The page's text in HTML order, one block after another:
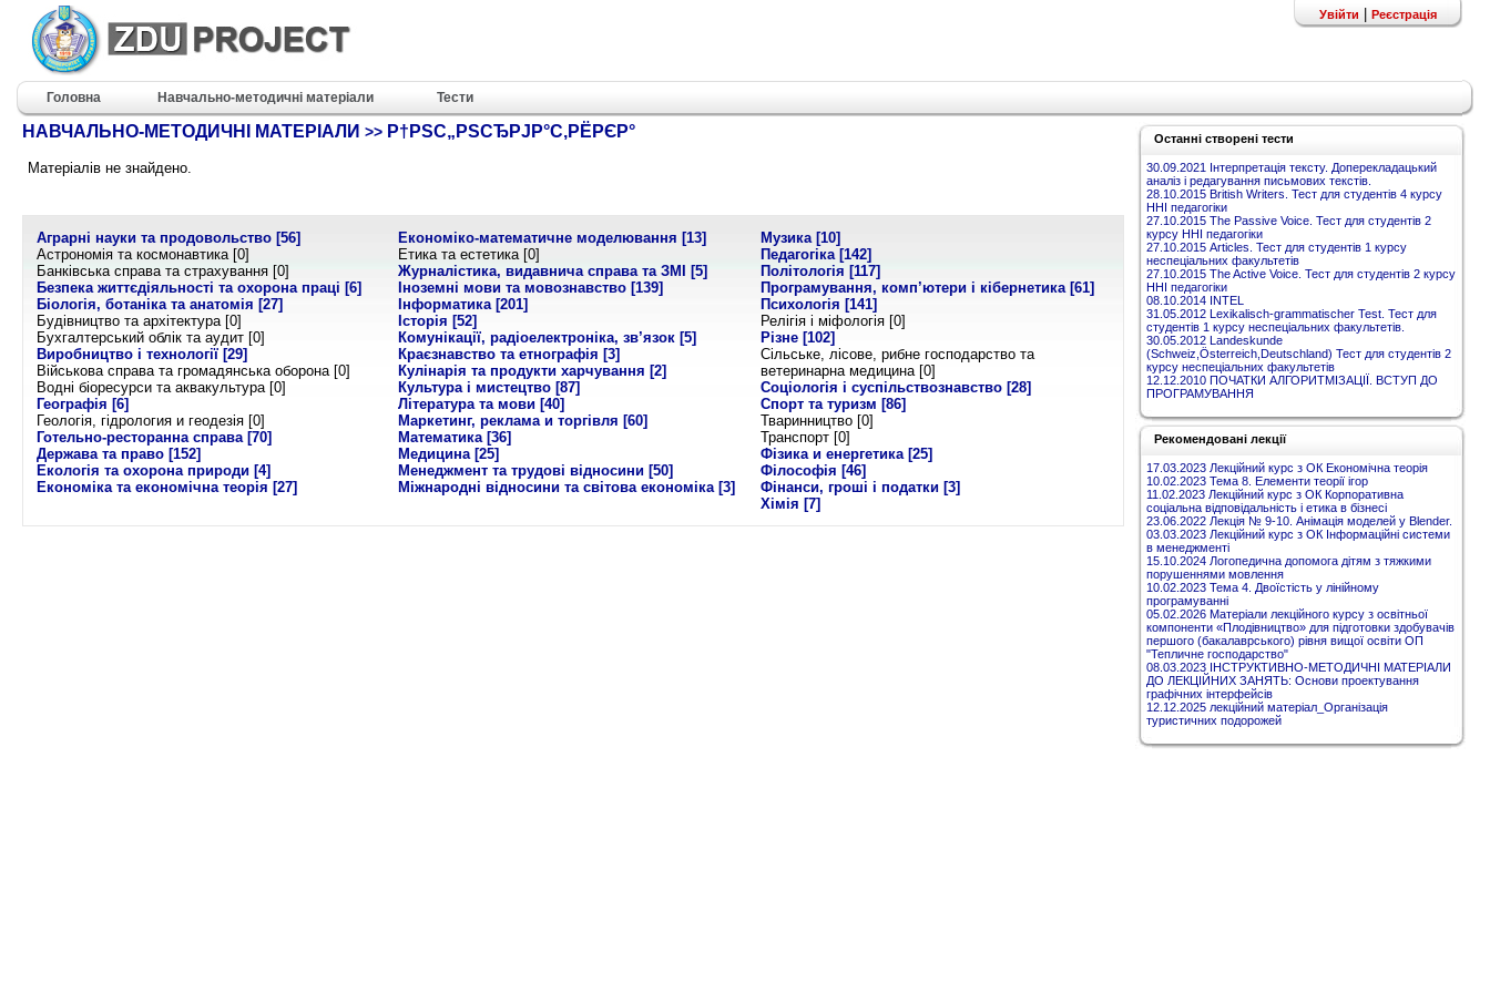
Увійти Реєстрація
Головна Навчально-методичні матеріали Тести
НАВЧАЛЬНО-МЕТОДИЧНІ МАТЕРІАЛИ >> Р†РЅС„РЅСЂРЈР°С‚РЁРЄР°
Матеріалів не знайдено.
Аграрні науки та продовольство [56]
Астрономія та космонавтика [0]
Банківська справа та страхування [0]
Безпека життєдіяльності та охорона праці [6]
Біологія, ботаніка та анатомія [27]
Будівництво та архітектура [0]
Бухгалтерський облік та аудит [0]
Виробництво і технології [29]
Військова справа та громадянська оборона [0]
Водні біоресурси та аквакультура [0]
Географія [6]
Геологія, гідрология и геодезія [0]
Готельно-ресторанна справа [70]
Держава та право [152]
Екологія та охорона природи [4]
Економіка та економічна теорія [27]
Економіко-математичне моделювання [13]
Етика та естетика [0]
Журналістика, видавнича справа та ЗМІ [5]
Іноземні мови та мовознавство [139]
Інформатика [201]
Історія [52]
Комунікації, радіоелектроніка, зв’язок [5]
Краєзнавство та етнографія [3]
Кулінарія та продукти харчування [2]
Культура і мистецтво [87]
Література та мови [40]
Маркетинг, реклама и торгівля [60]
Математика [36]
Медицина [25]
Менеджмент та трудові відносини [50]
Міжнародні відносини та світова економіка [3]
Музика [10]
Педагогіка [142]
Політологія [117]
Програмування, комп’ютери і кібернетика [61]
Психологія [141]
Релігія і міфологія [0]
Різне [102]
Сільське, лісове, рибне господарство та
ветеринарна медицина [0]
Соціологія і суспільствознавство [28]
Спорт та туризм [86]
Тваринництво [0]
Транспорт [0]
Фізика и енергетика [25]
Філософія [46]
Фінанси, гроші і податки [3]
Хімія [7]
Останні створені тести
30.09.2021 Інтерпретація тексту. Доперекладацький
аналіз і редагування письмових текстів.
28.10.2015 British Writers. Тест для студентів 4 курсу
ННІ педагогіки
27.10.2015 The Passive Voice. Тест для студентів 2
курсу ННІ педагогіки
27.10.2015 Articles. Тест для студентів 1 курсу
неспеціальних факультетів
27.10.2015 The Active Voice. Тест для студентів 2 курсу
ННІ педагогіки
08.10.2014 INTEL
31.05.2012 Lexikalisch-grammatischer Test. Тест для
студентів 1 курсу неспеціальних факультетів.
30.05.2012 Landeskunde
(Schweiz,Österreich,Deutschland) Тест для студентів 2
курсу неспеціальних факультетів
12.12.2010 ПОЧАТКИ АЛГОРИТМІЗАЦІЇ. ВСТУП ДО
ПРОГРАМУВАННЯ
Рекомендовані лекції
17.03.2023 Лекційний курс з ОК Економічна теорія
10.02.2023 Тема 8. Елементи теорії ігор
11.02.2023 Лекційний курс з ОК Корпоративна
соціальна відповідальність і етика в бізнесі
23.06.2022 Лекція № 9-10. Анімація моделей у Blender.
03.03.2023 Лекційний курс з ОК Інформаційні системи
в менеджменті
15.10.2024 Логопедична допомога дітям з тяжкими
порушеннями мовлення
10.02.2023 Тема 4. Двоїстість у лінійному
програмуванні
05.02.2026 Матеріали лекційного курсу з освітньої
компоненти «Плодівництво» для підготовки здобувачів
першого (бакалаврського) рівня вищої освіти ОП
"Тепличне господарство"
08.03.2023 ІНСТРУКТИВНО-МЕТОДИЧНІ МАТЕРІАЛИ
ДО ЛЕКЦІЙНИХ ЗАНЯТЬ: Основи проектування
графічних інтерфейсів
12.12.2025 лекційний матеріал_Організація
туристичних подорожей